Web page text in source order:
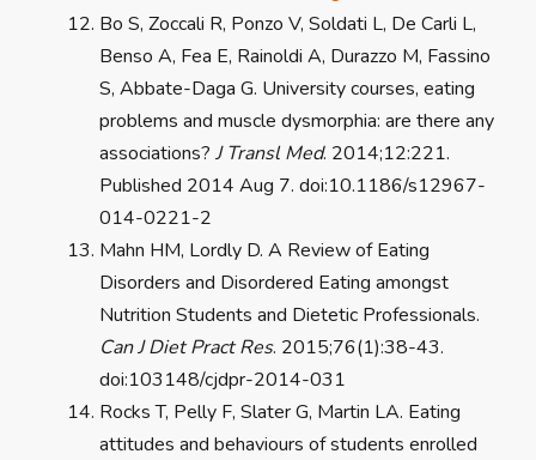
Bo S, Zoccali R, Ponzo V, Soldati L, De Carli L,
Benso A, Fea E, Rainoldi A, Durazzo M, Fassino
S, Abbate-Daga G. University courses, eating
problems and muscle dysmorphia: are there any
associations? J Transl Med. 2014;12:221.
Published 2014 Aug 7. doi:10.1186/s12967-
014-0221-2
Mahn HM, Lordly D. A Review of Eating
Disorders and Disordered Eating amongst
Nutrition Students and Dietetic Professionals.
Can J Diet Pract Res. 2015;76(1):38-43.
doi:103148/cjdpr-2014-031
Rocks T, Pelly F, Slater G, Martin LA. Eating
attitudes and behaviours of students enrolled